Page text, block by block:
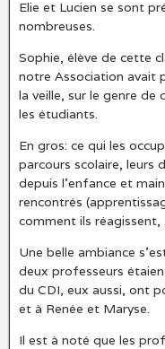
Elie et Lucien se sont
nombreuses.
Sophie, élève de cette
notre Association avait
la veille, sur le genre de
les étudiants.
En gros: ce qui les
parcours scolaire, leurs
depuis l’enfance et
rencontrés
comment ils réagissent, .
Une belle ambiance
deux professeurs
du CDI, eux aussi, ont
et à Renée et Maryse.
Il est à noté que les